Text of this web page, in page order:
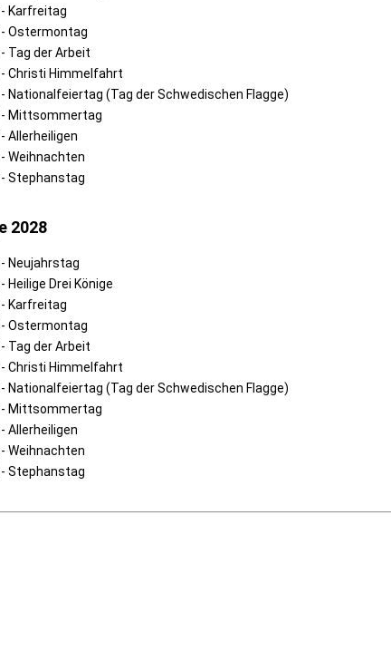
Karfreitag
- Ostermontag
Tag der Arbeit
Christi Himmelfahrt
Nationalfeiertag (Tag der Schwedischen Flagge)
- Mittsommertag
Allerheiligen
Weihnachten
- Stephanstag
2028
Neujahrstag
Heilige Drei Könige
Karfreitag
- Ostermontag
Tag der Arbeit
- Christi Himmelfahrt
Nationalfeiertag (Tag der Schwedischen Flagge)
- Mittsommertag
Allerheiligen
Weihnachten
- Stephanstag